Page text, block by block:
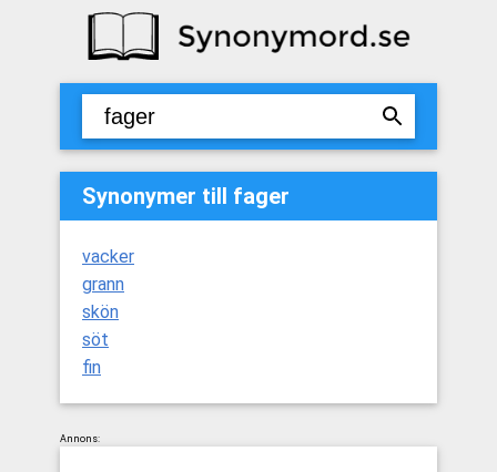
Synonymer till fager
vacker
grann
skön
söt
fin
Annons: